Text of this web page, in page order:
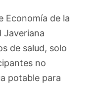
Economía de la
Javeriana
de salud, solo
no
potable para